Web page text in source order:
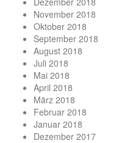
November 2018
Oktober 2018
September 2018
August 2018
Juli 2018
Mai 2018
April 2018
März 2018
Februar 2018
Januar 2018
Dezember 2017